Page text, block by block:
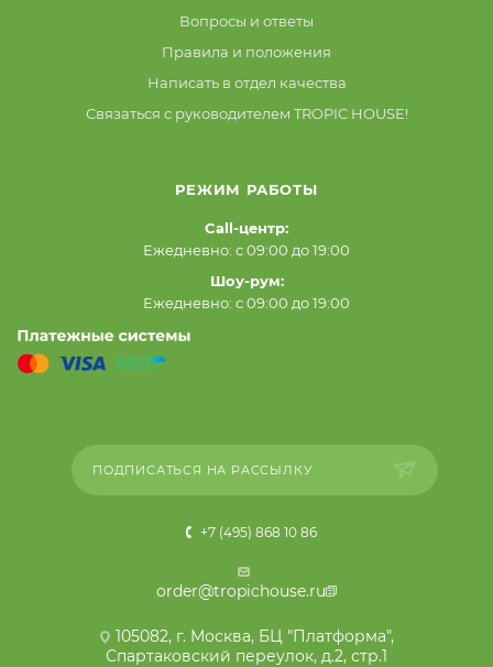
Вопросы и ответы
Правила и положения
Написать в отдел качества
Связаться с руководителем TROPIC HOUSE!
РЕЖИМ РАБОТЫ
Call-центр:
Ежедневно: с 09:00 до 19:00
Шоу-рум:
Ежедневно: с 09:00 до 19:00
ПОДПИСАТЬСЯ НА РАССЫЛКУ
+7 (495) 868 10 86
order@tropichouse.ru
105082, г. Москва, БЦ "Платформа",
Спартаковский переулок, д.2, стр.1